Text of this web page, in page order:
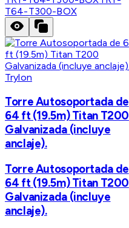
T64-T300-BOX
Trylon
Torre Autosoportada de
64 ft (19.5m) Titan T200
Galvanizada (incluye
anclaje).
Torre Autosoportada de
64 ft (19.5m) Titan T200
Galvanizada (incluye
anclaje).